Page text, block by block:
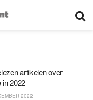
artikelen over
in 2022
2022